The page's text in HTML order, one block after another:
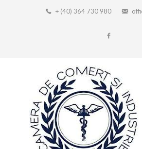
+ (40) 364 730 980